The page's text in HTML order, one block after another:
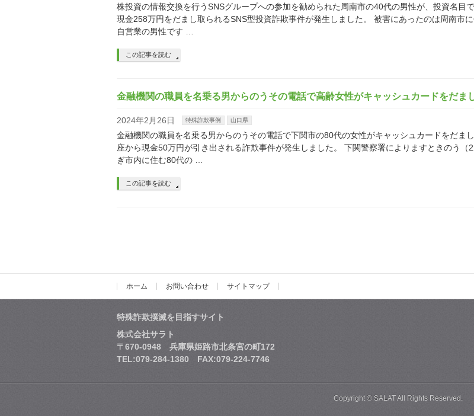
株投資の情報交換を行うSNSグループへの参加を勧められた周南市の40代の男性が、投資名目
現金258万円をだまし取られるSNS型投資詐欺事件が発生しました。 被害にあったのは周南市
自営業の男性です …
この記事を読む
金融機関の職員を名乗る男からのうその電話で高齢女性がキャッシュカードをだま
2024年2月26日 特殊詐欺事例 山口県
金融機関の職員を名乗る男からのうその電話で下関市の80代の女性がキャッシュカードをだま
座から現金50万円が引き出される詐欺事件が発生しました。 下関警察署によりますときのう（
ぎ市内に住む80代の …
この記事を読む
ホーム お問い合わせ サイトマップ
特殊詐欺撲滅を目指すサイト
株式会社サラト
〒670-0948 兵庫県姫路市北条宮の町172
TEL:079-284-1380 FAX:079-224-7746
Copyright © SALAT All Rights Reserved.